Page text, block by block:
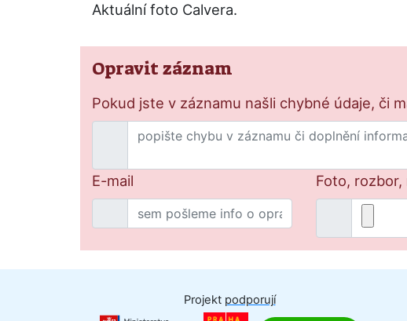
Aktuální foto Calvera.
Opravit záznam
Pokud jste v záznamu našli chybné údaje, či
E-mail Foto, rozbor,
Projekt podporují